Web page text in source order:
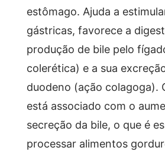
estômago. Ajuda a
gástricas, favorece a
produção de bile pelo
colerética) e a sua
duodeno (ação colagoga).
está associado com o
secreção da bile, o que é
processar alimentos